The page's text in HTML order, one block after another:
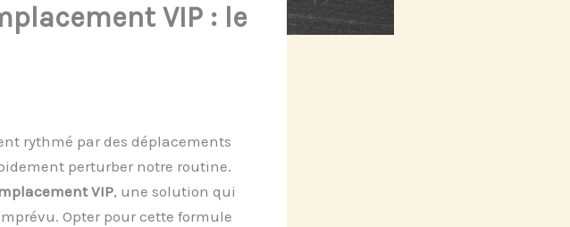
VIP : le
rythmé par des déplacements
perturber notre routine.
VIP, une solution qui
Opter pour cette formule